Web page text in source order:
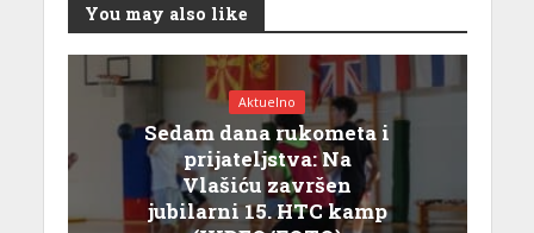
You may also like
Aktuelno
Sedam dana rukometa i
prijateljstva: Na
Vlašiću završen
jubilarni 15. HTC kamp